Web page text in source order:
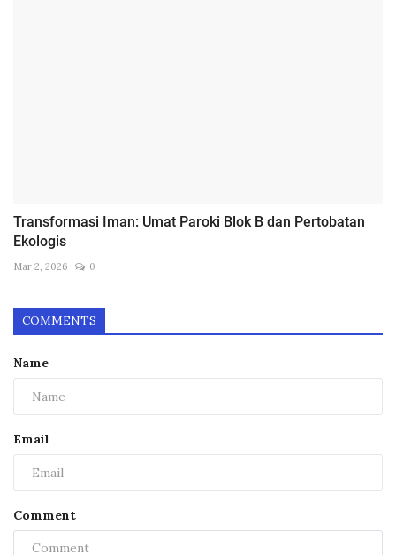
Transformasi Iman: Umat Paroki Blok B dan Pertobatan
Ekologis
Mar 2, 2026 0
COMMENTS
Name
Email
Comment